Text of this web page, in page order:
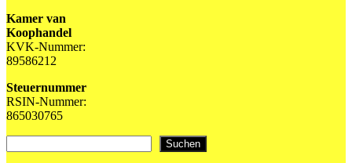
Kamer van
Koophandel
KVK-Nummer:
89586212
Steuernummer
RSIN-Nummer:
865030765
Suchen